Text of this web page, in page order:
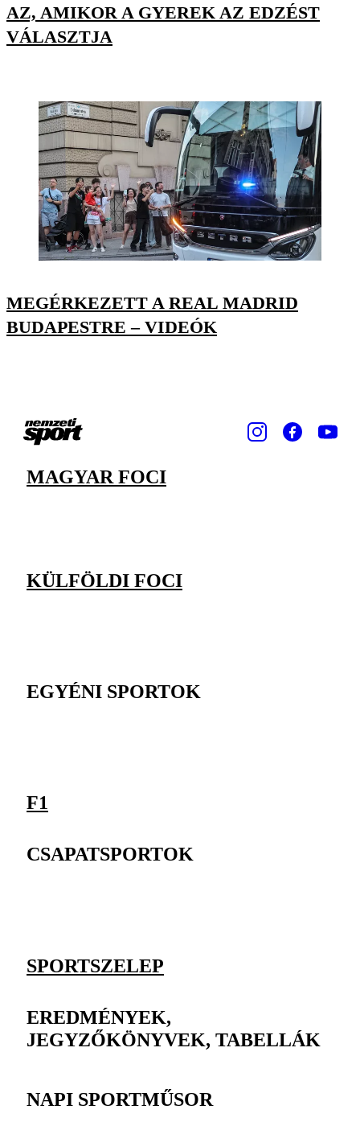
AZ, AMIKOR A GYEREK AZ EDZÉST
VÁLASZTJA
MEGÉRKEZETT A REAL MADRID
BUDAPESTRE – VIDEÓK
MAGYAR FOCI
KÜLFÖLDI FOCI
EGYÉNI SPORTOK
F1
CSAPATSPORTOK
SPORTSZELEP
EREDMÉNYEK,
JEGYZŐKÖNYVEK, TABELLÁK
NAPI SPORTMŰSOR